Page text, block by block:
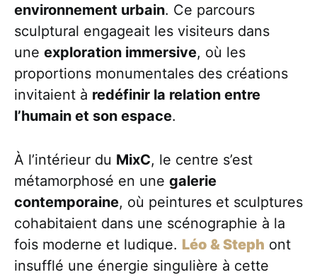
environnement urbain. Ce parcours
sculptural engageait les visiteurs dans
une exploration immersive, où les
proportions monumentales des créations
invitaient à redéfinir la relation entre
l’humain et son espace.
À l’intérieur du MixC, le centre s’est
métamorphosé en une galerie
contemporaine, où peintures et sculptures
cohabitaient dans une scénographie à la
fois moderne et ludique. Léo & Steph ont
insufflé une énergie singulière à cette